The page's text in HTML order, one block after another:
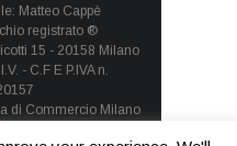
Matteo Cappè
registrato ®
15 - 20158 Milano
- C.F E P.IVA n.
di Commercio Milano